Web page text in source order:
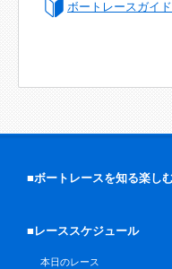
ボートレースガイ
■ボートレースを知る楽し
■レーススケジュール
本日のレース